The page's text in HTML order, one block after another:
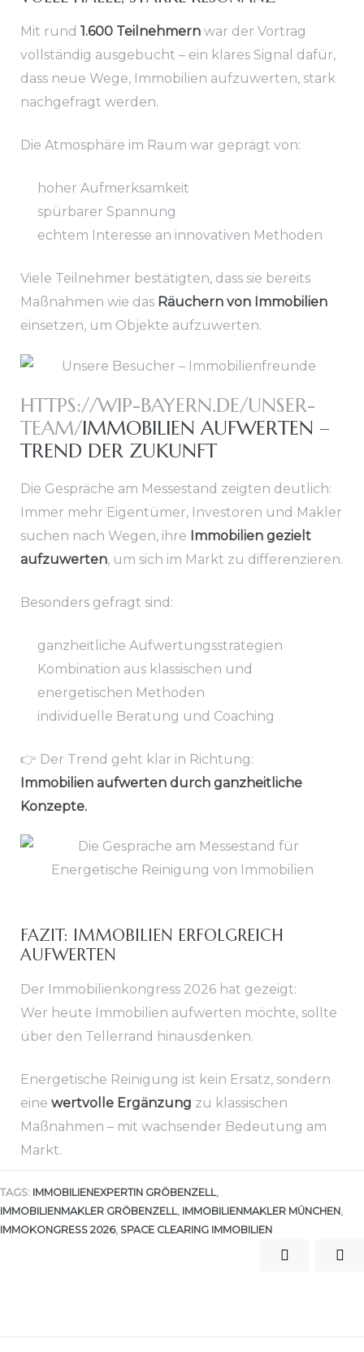
Mit rund 1.600 Teilnehmern war der Vortrag
vollständig ausgebucht – ein klares Signal dafür,
dass neue Wege, Immobilien aufzuwerten, stark
nachgefragt werden.
Die Atmosphäre im Raum war geprägt von:
hoher Aufmerksamkeit
spürbarer Spannung
echtem Interesse an innovativen Methoden
Viele Teilnehmer bestätigten, dass sie bereits
Maßnahmen wie das Räuchern von Immobilien
einsetzen, um Objekte aufzuwerten.
HTTPS://WIP-BAYERN.DE/UNSER-
TEAM/IMMOBILIEN AUFWERTEN –
TREND DER ZUKUNFT
Die Gespräche am Messestand zeigten deutlich:
Immer mehr Eigentümer, Investoren und Makler
suchen nach Wegen, ihre Immobilien gezielt
aufzuwerten, um sich im Markt zu differenzieren.
Besonders gefragt sind:
ganzheitliche Aufwertungsstrategien
Kombination aus klassischen und
energetischen Methoden
individuelle Beratung und Coaching
👉 Der Trend geht klar in Richtung:
Immobilien aufwerten durch ganzheitliche
Konzepte.
FAZIT: IMMOBILIEN ERFOLGREICH
AUFWERTEN
Der Immobilienkongress 2026 hat gezeigt:
Wer heute Immobilien aufwerten möchte, sollte
über den Tellerrand hinausdenken.
Energetische Reinigung ist kein Ersatz, sondern
eine wertvolle Ergänzung zu klassischen
Maßnahmen – mit wachsender Bedeutung am
Markt.
TAGS: IMMOBILIENEXPERTIN GRÖBENZELL,
IMMOBILIENMAKLER GRÖBENZELL, IMMOBILIENMAKLER MÜNCHEN,
IMMOKONGRESS 2026, SPACE CLEARING IMMOBILIEN